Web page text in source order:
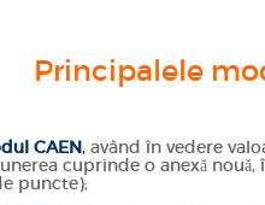
Principalele
CAEN, având în vedere
cuprinde o anexă
puncte);